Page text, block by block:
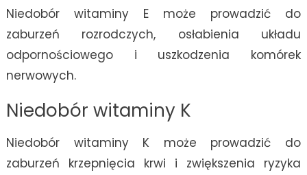
Niedobór witaminy E może prowadzić do
zaburzeń rozrodczych, osłabienia układu
odpornościowego i uszkodzenia komórek
nerwowych.
Niedobór witaminy K
Niedobór witaminy K może prowadzić do
zaburzeń krzepnięcia krwi i zwiększenia ryzyka